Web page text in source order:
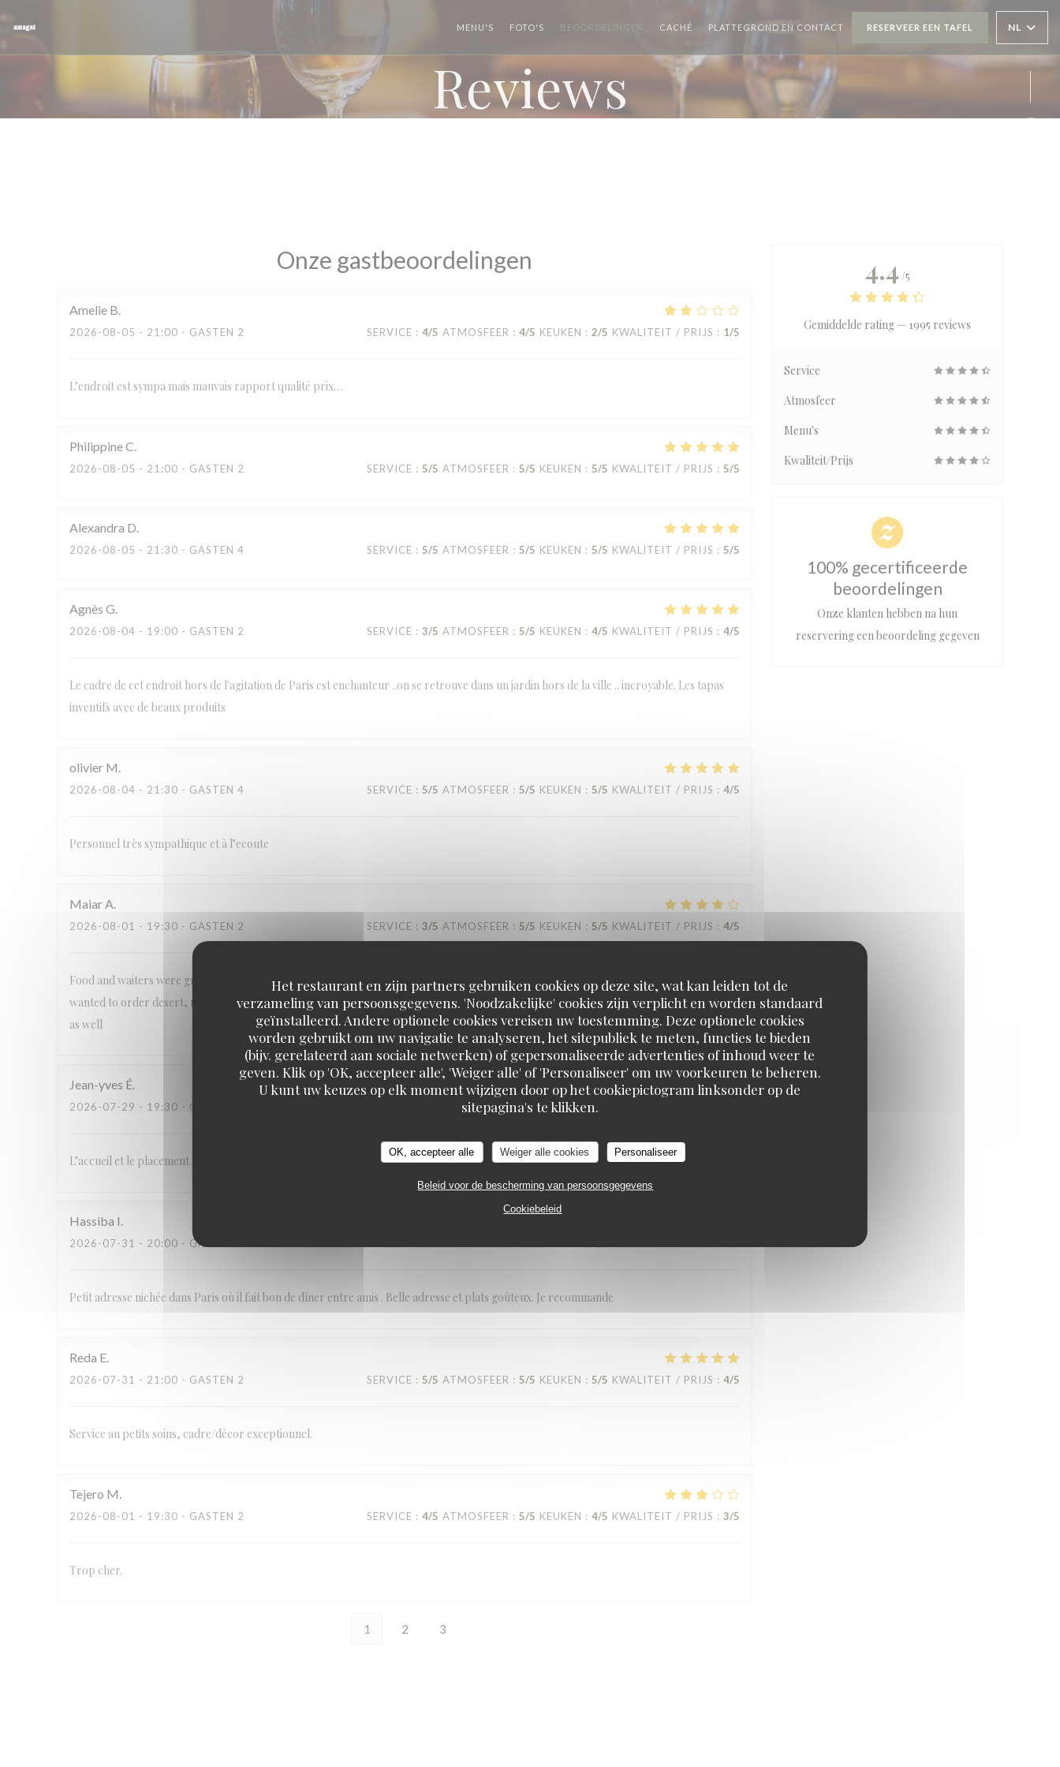
Het restaurant en zijn partners gebruiken cookies op deze site, wat kan leiden tot de
verzameling van persoonsgegevens. 'Noodzakelijke' cookies zijn verplicht en worden standaard
geïnstalleerd. Andere optionele cookies vereisen uw toestemming. Deze optionele cookies
worden gebruikt om uw navigatie te analyseren, het sitepubliek te meten, functies te bieden
(bijv. gerelateerd aan sociale netwerken) of gepersonaliseerde advertenties of inhoud weer te
geven. Klik op 'OK, accepteer alle', 'Weiger alle' of 'Personaliseer' om uw voorkeuren te beheren.
U kunt uw keuzes op elk moment wijzigen door op het cookiepictogram linksonder op de
sitepagina's te klikken.
OK, accepteer alle Weiger alle cookies Personaliseer
Beleid voor de bescherming van persoonsgegevens
Cookiebeleid
MENU'S FOTO'S BEOORDELINGEN CACHÉ ((OPENT IN EEN NIEUW VENSTER))
PLATTEGROND EN CONTACT RESERVEER EEN TAFEL NL
Reviews
Onze gastbeoordelingen
Amelie B
2026-08-05 - 21:00 - GASTEN 2 SERVICE : 4/5 ATMOSFEER : 4/5 KEUKEN : 2/5 KWALITEIT / PRIJS : 1/5
L’endroit est sympa mais mauvais rapport qualité prix…
PhilippineC
2026-08-05 - 21:00 - GASTEN 2 SERVICE : 5/5 ATMOSFEER : 5/5 KEUKEN : 5/5 KWALITEIT / PRIJS : 5/5
Alexandra D
2026-08-05 - 21:30 - GASTEN 4 SERVICE : 5/5 ATMOSFEER : 5/5 KEUKEN : 5/5 KWALITEIT / PRIJS : 5/5
Agnès G
2026-08-04 - 19:00 - GASTEN 2 SERVICE : 3/5 ATMOSFEER : 5/5 KEUKEN : 4/5 KWALITEIT / PRIJS : 4/5
Le cadre de cet endroit hors de l'agitation de Paris est enchanteur ..on se retrouve dans un jardin hors de la ville .. incroyable. Les tapas
inventifs avec de beaux produits
olivier M
2026-08-04 - 21:30 - GASTEN 4 SERVICE : 5/5 ATMOSFEER : 5/5 KEUKEN : 5/5 KWALITEIT / PRIJS : 4/5
Personnel très sympathique et à l’ecoute
MaiarA
2026-08-01 - 19:30 - GASTEN 2 SERVICE : 3/5 ATMOSFEER : 5/5 KEUKEN : 5/5 KWALITEIT / PRIJS : 4/5
Food and waiters were great. It takes away from the experience to tell the guests they only have the table for two hours. And when we
wanted to order desert, nobody looked in our direction for a good 30 minutes. Other than that, great ambiance and the rest was perfect
as well
Jean-yves É
2026-07-29 - 19:30 - GASTEN 2 ATMOSFEER: 5/5 KEUKEN: 3
L’accueil et le placement sont bons
Hassiba I
2026-07-31 - 20:00 - GASTEN 2
Petit adresse nichée dans Paris où il fait bon de dîner entre amis . Belle adresse et plats goûteux. Je recommande
Reda E
2026-07-31 - 21:00 - GASTEN 2 SERVICE : 5/5 ATMOSFEER : 5/5 KEUKEN : 5/5 KWALITEIT / PRIJS : 4/5
Service au petits soins, cadre/décor exceptionnel.
Tejero M
2026-08-01 - 19:30 - GASTEN 2 SERVICE : 4/5 ATMOSFEER : 5/5 KEUKEN : 4/5 KWALITEIT / PRIJS : 3/5
Trop cher.
1 2 3
4.4 /5
Gemiddelde rating — 1995 reviews
Service
Atmosfeer
Menu's
Kwaliteit/Prijs
100% gecertificeerde
beoordelingen
Onze klanten hebben na hun
reservering een beoordeling gegeven